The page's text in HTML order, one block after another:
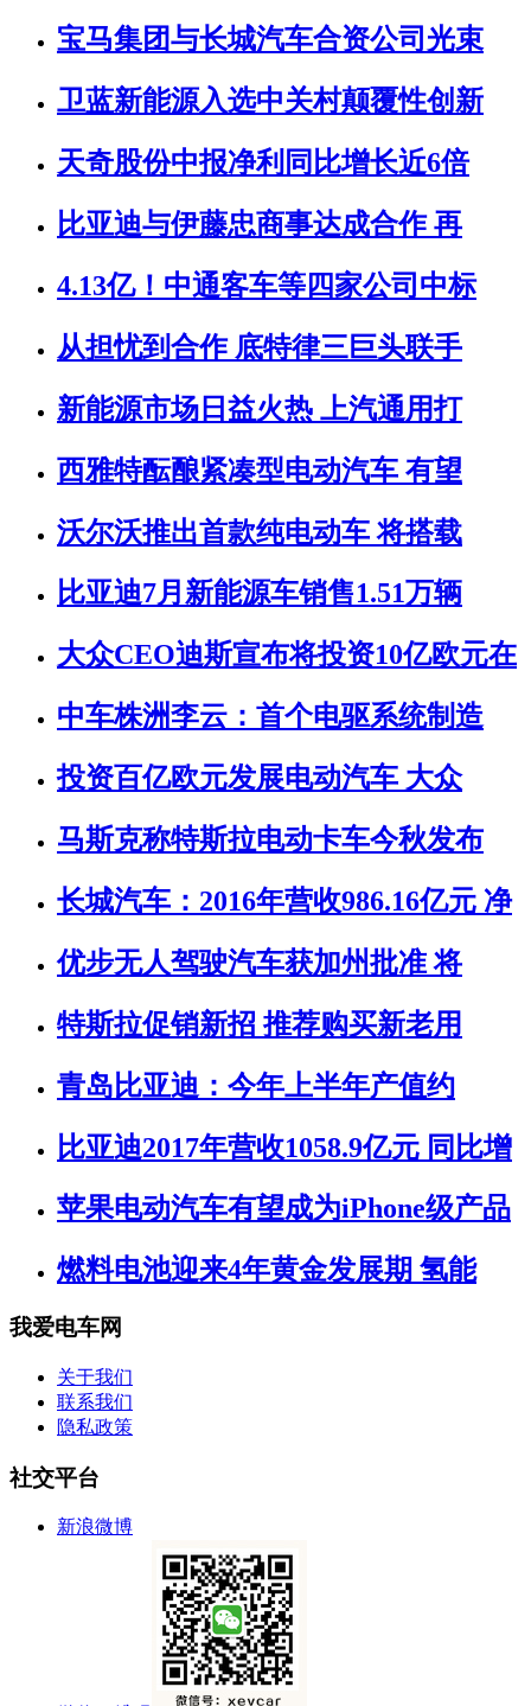
宝马集团与长城汽车合资公司光束
卫蓝新能源入选中关村颠覆性创新
天奇股份中报净利同比增长近6倍
比亚迪与伊藤忠商事达成合作 再
4.13亿！中通客车等四家公司中标
从担忧到合作 底特律三巨头联手
新能源市场日益火热 上汽通用打
西雅特酝酿紧凑型电动汽车 有望
沃尔沃推出首款纯电动车 将搭载
比亚迪7月新能源车销售1.51万辆
大众CEO迪斯宣布将投资10亿欧元在
中车株洲李云：首个电驱系统制造
投资百亿欧元发展电动汽车 大众
马斯克称特斯拉电动卡车今秋发布
长城汽车：2016年营收986.16亿元 净
优步无人驾驶汽车获加州批准 将
特斯拉促销新招 推荐购买新老用
青岛比亚迪：今年上半年产值约
比亚迪2017年营收1058.9亿元 同比增
苹果电动汽车有望成为iPhone级产品
燃料电池迎来4年黄金发展期 氢能
我爱电车网
关于我们
联系我们
隐私政策
社交平台
新浪微博